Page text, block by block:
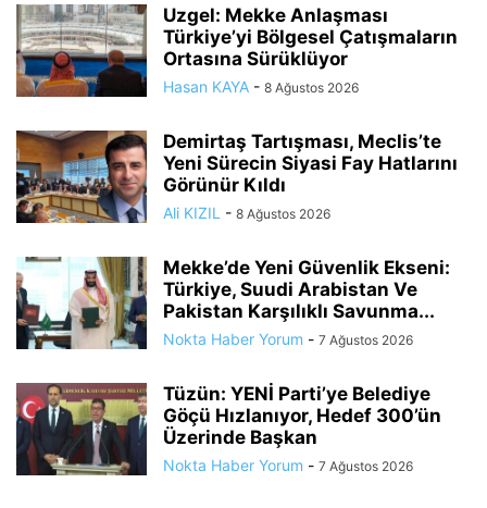
Uzgel: Mekke Anlaşması
Türkiye’yi Bölgesel Çatışmaların
Ortasına Sürüklüyor
Hasan KAYA - 8 Ağustos 2026
Demirtaş Tartışması, Meclis’te
Yeni Sürecin Siyasi Fay Hatlarını
Görünür Kıldı
Ali KIZIL - 8 Ağustos 2026
Mekke’de Yeni Güvenlik Ekseni:
Türkiye, Suudi Arabistan Ve
Pakistan Karşılıklı Savunma...
Nokta Haber Yorum - 7 Ağustos 2026
Tüzün: YENİ Parti’ye Belediye
Göçü Hızlanıyor, Hedef 300’ün
Üzerinde Başkan
Nokta Haber Yorum - 7 Ağustos 2026